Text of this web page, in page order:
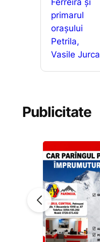
Ferreira și
primarul
orașului
Petrila,
Vasile Jurca
Publicitate